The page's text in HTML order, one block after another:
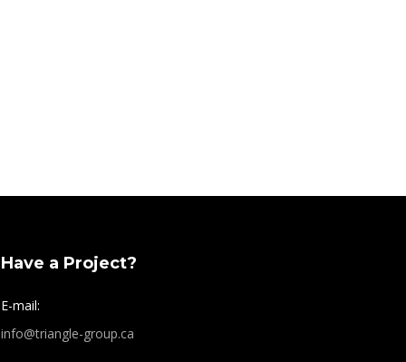
Have a Project?
E-mail:
info@triangle-group.ca